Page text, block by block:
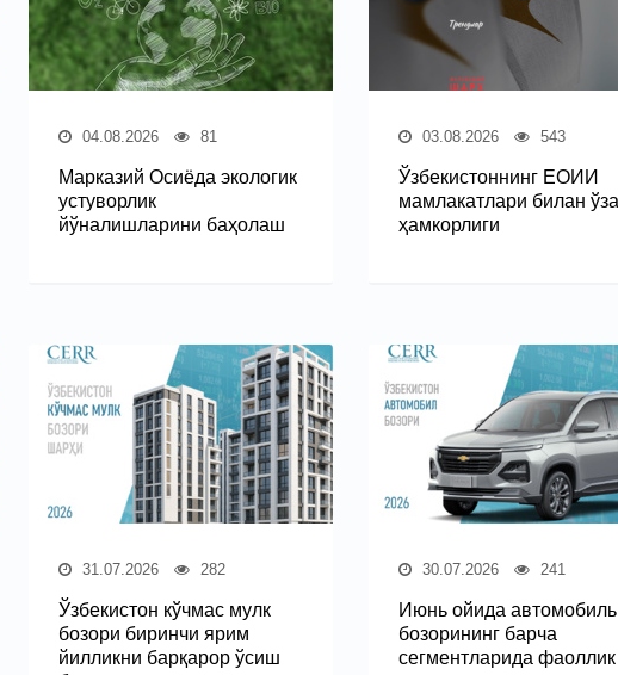
04.08.2026 81
Марказий Осиёда экологик
устуворлик
йўналишларини баҳолаш
03.08.2026 543
Ўзбекистоннинг ЕОИИ
мамлакатлари билан
ҳамкорлиги
31.07.2026 282
Ўзбекистон кўчмас мулк
бозори биринчи ярим
йилликни барқарор ўсиш
30.07.2026 241
Июнь ойида автомобиль
бозорининг барча
сегментларида фаоллик